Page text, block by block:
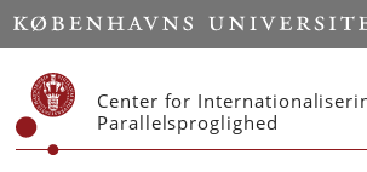
Start
Center for
Parallelsproglighed